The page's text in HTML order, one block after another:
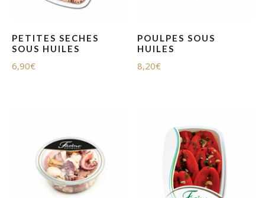
PETITES SECHES
SOUS HUILES
6,90€
POULPES SOUS
HUILES
8,20€